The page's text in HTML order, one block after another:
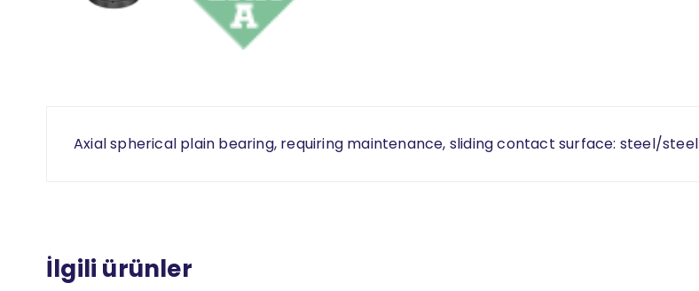
Axial spherical plain bearing, requiring maintenance, sliding contact surface: steel/steel
İlgili ürünler